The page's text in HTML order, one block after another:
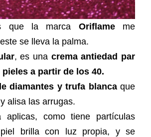
que la marca Oriflameme
se lleva la palma.
, es una crema antiedad par
a partir de los 40.
diamantes y trufa blancaque
alisa las arrugas.
aplicas, como tiene partículas
brilla con luz propia, y se